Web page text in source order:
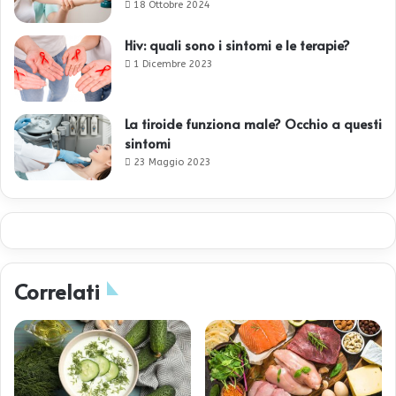
18 Ottobre 2024
Hiv: quali sono i sintomi e le terapie?
1 Dicembre 2023
La tiroide funziona male? Occhio a questi
sintomi
23 Maggio 2023
Correlati